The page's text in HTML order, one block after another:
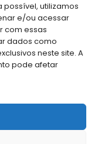
utilizamos
e/ou acessar
com essas
dados como
neste site. A
pode afetar
o seu evento